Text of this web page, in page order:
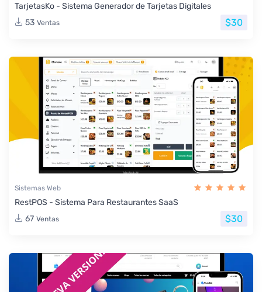
TarjetasKo - Sistema Generador de Tarjetas Digitales
53 Ventas $30
Sistemas Web
RestPOS - Sistema Para Restaurantes SaaS
67 Ventas $30